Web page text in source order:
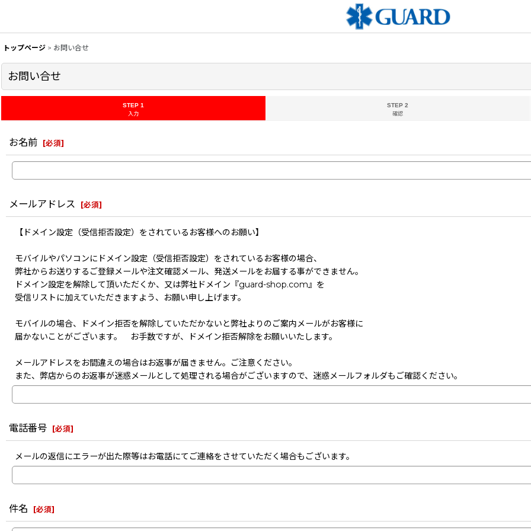
トップページ > お問い合せ
お問い合せ
STEP 1
入力
STEP 2
確認
お名前 [必須]
メールアドレス [必須]
【ドメイン設定（受信拒否設定）をされているお客様へのお願い】
モバイルやパソコンにドメイン設定（受信拒否設定）をされているお客様の場合、
弊社からお送りするご登録メールや注文確認メール、発送メールをお届する事ができません。
ドメイン設定を解除して頂いただくか、又は弊社ドメイン『guard-shop.com』を
受信リストに加えていただきますよう、お願い申し上げます。
モバイルの場合、ドメイン拒否を解除していただかないと弊社よりのご案内メールがお客様に
届かないことがございます。 お手数ですが、ドメイン拒否解除をお願いいたします。
メールアドレスをお間違えの場合はお返事が届きません。ご注意ください。
また、弊店からのお返事が迷惑メールとして処理される場合がございますので、迷惑メールフォルダもご確認ください。
電話番号 [必須]
メールの返信にエラーが出た際等はお電話にてご連絡をさせていただく場合もございます。
件名 [必須]